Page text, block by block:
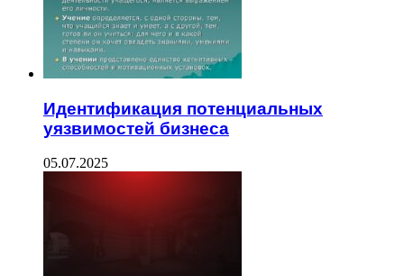
Идентификация потенциальных
уязвимостей бизнеса
05.07.2025